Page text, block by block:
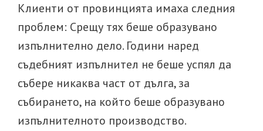
Клиенти от провинцията имаха следния
проблем: Срещу тях беше образувано
изпълнително дело. Години наред
съдебният изпълнител не беше успял да
събере никаква част от дълга, за
събирането, на който беше образувано
изпълнителното производство.